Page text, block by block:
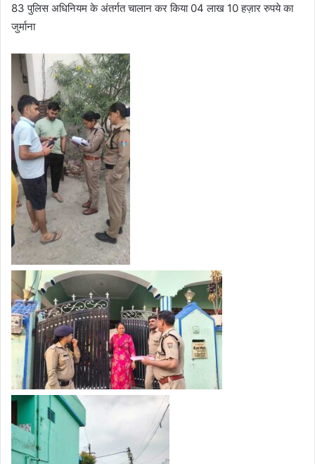
83 पुलिस अधिनियम के अंतर्गत चालान कर किया 04 लाख 10 हज़ार रुपये का
जुर्माना